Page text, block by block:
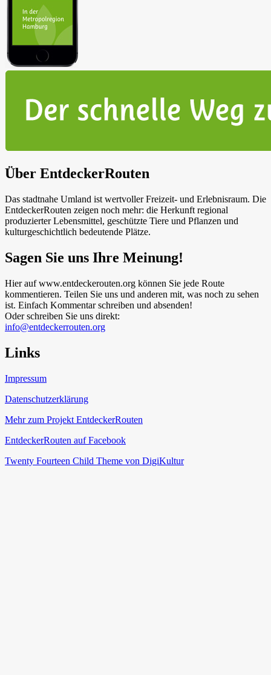
Über EntdeckerRouten
Das stadtnahe Umland ist wertvoller Freizeit- und Erlebnisraum. Die
EntdeckerRouten zeigen noch mehr: die Herkunft regional
produzierter Lebensmittel, geschützte Tiere und Pflanzen und
kulturgeschichtlich bedeutende Plätze.
Sagen Sie uns Ihre Meinung!
Hier auf www.entdeckerouten.org können Sie jede Route
kommentieren. Teilen Sie uns und anderen mit, was noch zu sehen
ist. Einfach Kommentar schreiben und absenden!
Oder schreiben Sie uns direkt:
info@entdeckerrouten.org
Links
Impressum
Datenschutzerklärung
Mehr zum Projekt EntdeckerRouten
EntdeckerRouten auf Facebook
Twenty Fourteen Child Theme von DigiKultur